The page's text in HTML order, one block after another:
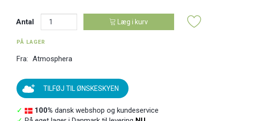
Antal Læg i kurv
PÅ LAGER
Fra: Atmosphera
TILFØJ TIL ØNSKESKYEN
✓ 100% dansk webshop og kundeservice